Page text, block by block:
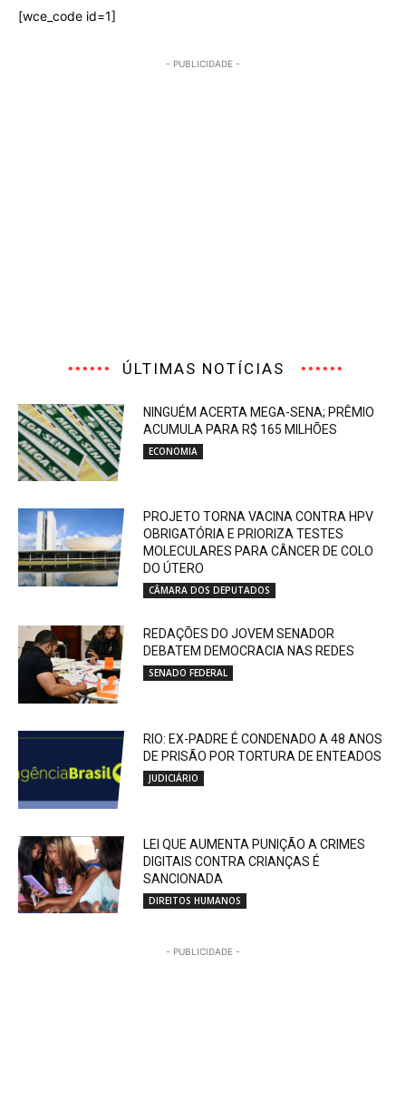
[wce_code id=1]
- PUBLICIDADE -
ÚLTIMAS NOTÍCIAS
NINGUÉM ACERTA MEGA-SENA; PRÊMIO
ACUMULA PARA R$ 165 MILHÕES
ECONOMIA
PROJETO TORNA VACINA CONTRA HPV
OBRIGATÓRIA E PRIORIZA TESTES
MOLECULARES PARA CÂNCER DE COLO
DO ÚTERO
CÂMARA DOS DEPUTADOS
REDAÇÕES DO JOVEM SENADOR
DEBATEM DEMOCRACIA NAS REDES
SENADO FEDERAL
RIO: EX-PADRE É CONDENADO A 48 ANOS
DE PRISÃO POR TORTURA DE ENTEADOS
JUDICIÁRIO
LEI QUE AUMENTA PUNIÇÃO A CRIMES
DIGITAIS CONTRA CRIANÇAS É
SANCIONADA
DIREITOS HUMANOS
- PUBLICIDADE -